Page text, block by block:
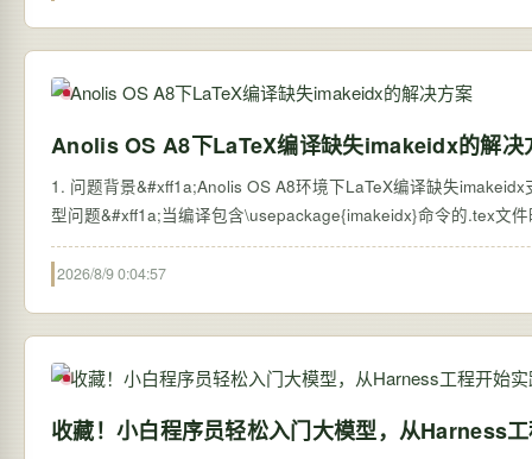
Anolis OS A8下LaTeX编译缺失imakeidx的解决
1. 问题背景&#xff1a;Anolis OS A8环境下LaTeX编译缺失
型问题&#xff1a;当编译包含\usepackage{imakeidx}命令的.tex文
2026/8/9 0:04:57
收藏！小白程序员轻松入门大模型，从Harness